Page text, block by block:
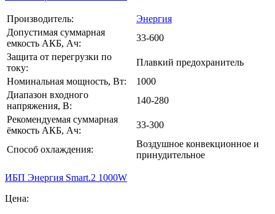
Производитель:
Энергия
Допустимая суммарная
емкость АКБ, Ач:
33-600
Защита от перегрузки по
току:
Плавкий предохранитель
Номинальная мощность, Вт:
1000
Диапазон входного
напряжения, В:
140-280
Рекомендуемая суммарная
ёмкость АКБ, Ач:
33-300
Способ охлаждения:
Воздушное конвекционное и
принудительное
ИБП Энергия Smart.2 1000W
Цена: